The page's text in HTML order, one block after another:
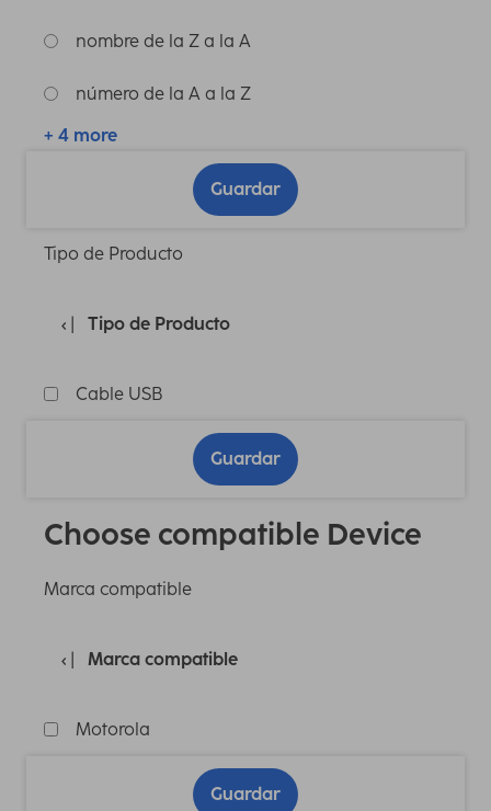
nombre de la Z a la A
número de la A a la Z
+ 4 more
Guardar
Tipo de Producto
Tipo de Producto
Cable USB
Guardar
Choose compatible Device
Marca compatible
Marca compatible
Motorola
Guardar